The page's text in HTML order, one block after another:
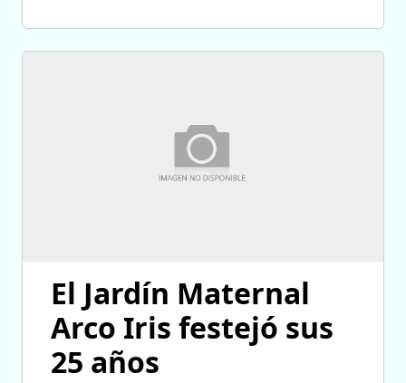
El Jardín Maternal
Arco Iris festejó sus
25 años